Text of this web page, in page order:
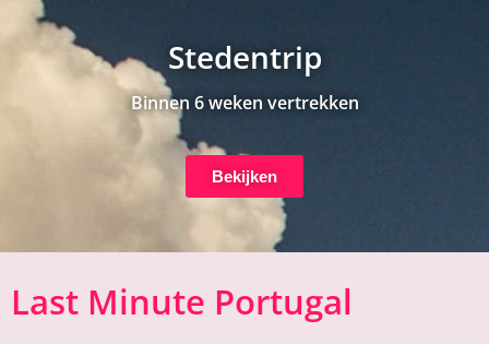
Stedentrip
Binnen 6 weken vertrekken
Bekijken
Last Minute Portugal